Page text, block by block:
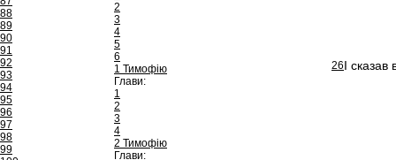
88
89
90
91
92
93
94
95
96
97
98
99
2
3
4
5
6
1 Тимофію
Глави:
1
2
3
4
2 Тимофію
Глави:
26І